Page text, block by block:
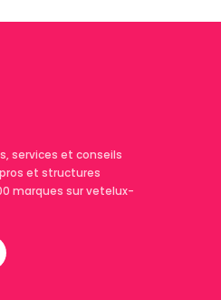
services et conseils
et structures
marques sur vetelux-